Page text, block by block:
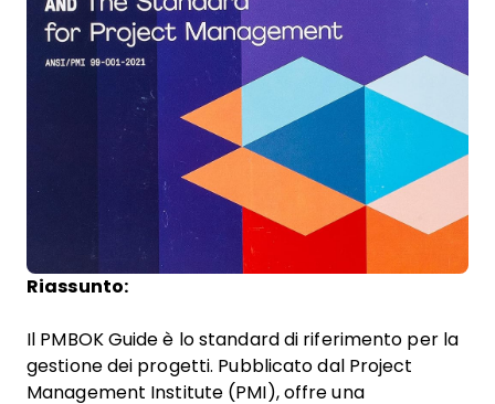
Riassunto:
Il PMBOK Guide è lo standard di riferimento per la
gestione dei progetti. Pubblicato dal Project
Management Institute (PMI), offre una